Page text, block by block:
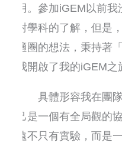
用。參加iGEM以前
對學科的了解，但是
適圈的想法，秉持著
我開啟了我的iGEM之
具體形容我在團隊
己是一個有全局觀的
遠不只有實驗，而是